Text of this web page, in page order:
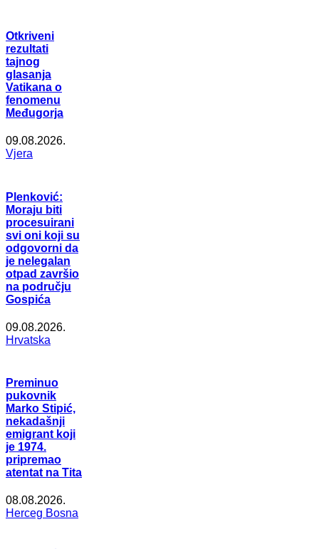
Otkriveni
rezultati
tajnog
glasanja
Vatikana o
fenomenu
Međugorja
09.08.2026.
Vjera
Plenković:
Moraju biti
procesuirani
svi oni koji su
odgovorni da
je nelegalan
otpad završio
na području
Gospića
09.08.2026.
Hrvatska
Preminuo
pukovnik
Marko Stipić,
nekadašnji
emigrant koji
je 1974.
pripremao
atentat na Tita
08.08.2026.
Herceg Bosna